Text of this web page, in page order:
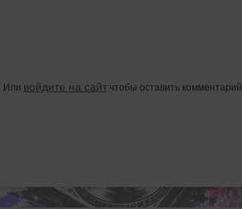
Или войдите на сайтчтобы оставить комментарий